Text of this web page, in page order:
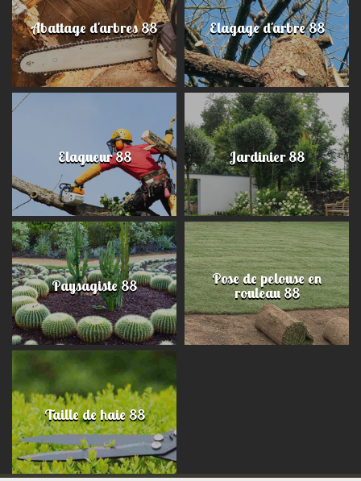
Abattage d'arbres 88 Elagage d'arbre 88
Elagueur 88 Jardinier 88
Paysagiste 88 Pose de pelouse en
rouleau 88
Taille de haie 88